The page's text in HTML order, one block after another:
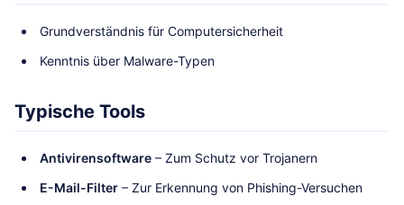
Grundverständnis für Computersicherheit
Kenntnis über Malware-Typen
Typische Tools
Antivirensoftware – Zum Schutz vor Trojanern
E-Mail-Filter – Zur Erkennung von Phishing-Versuchen